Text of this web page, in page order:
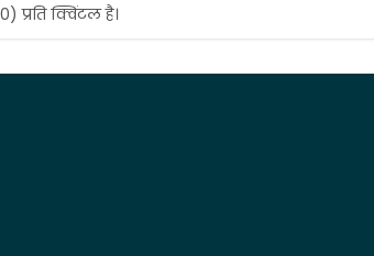
प्रति क्विंटल है।